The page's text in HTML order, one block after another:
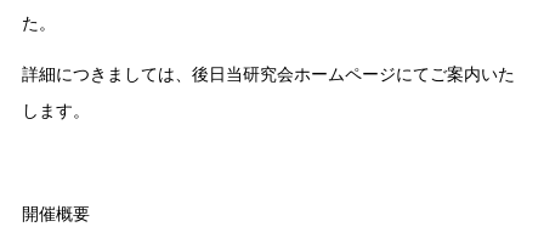
た。
詳細につきましては、後日当研究会ホームページにてご案内いた
します。
開催概要